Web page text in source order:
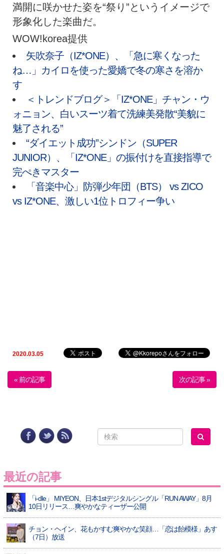
満開に咲かせた姿を“祭り”というイメージで
形象化した楽曲だ。
WOW!korea提供
矢吹奈子（IZ*ONE）、「急に寒くなった
ね…」カイロを使った愛嬌で冬の寒さを溶か
す
＜トレンドブログ＞「IZ*ONE」チャン・ウ
ォニョン、白いスーツ着て洗練美発散“美貌に
魅了される”
“ダイエット成功”シンドン（SUPER
JUNIOR）、「IZ*ONE」の振付けを直接指導で
完ぺきマスター
「音楽中心」防弾少年団（BTS） vs ZICO
vs IZ*ONE、激しい1位トロフィー争い
2020.03.05
« 前の記事 次の記事 »
最近の記事
「i-dle」 MIYEON、日本1stデジタルシングル「RUN AWAY」8月
10日リリース…爽やかなティーザー公開
チョン・ヘイン、花もかすむ爽やかな笑顔…「恋は飴模様」あす
（7日）放送